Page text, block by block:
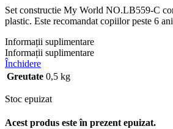
Set constructie My World NO.LB559-C
plastic. Este recomandat copiilor peste 6
Informații suplimentare
Informații suplimentare
Închidere
Greutate 0,5 kg
Stoc epuizat
Acest produs este în prezent epuizat.